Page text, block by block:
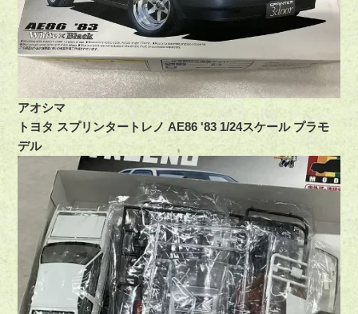
アオシマ
トヨタ スプリンタートレノ AE86 '83 1/24スケール プラモ
デル